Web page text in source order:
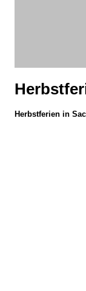
Herbstferien in